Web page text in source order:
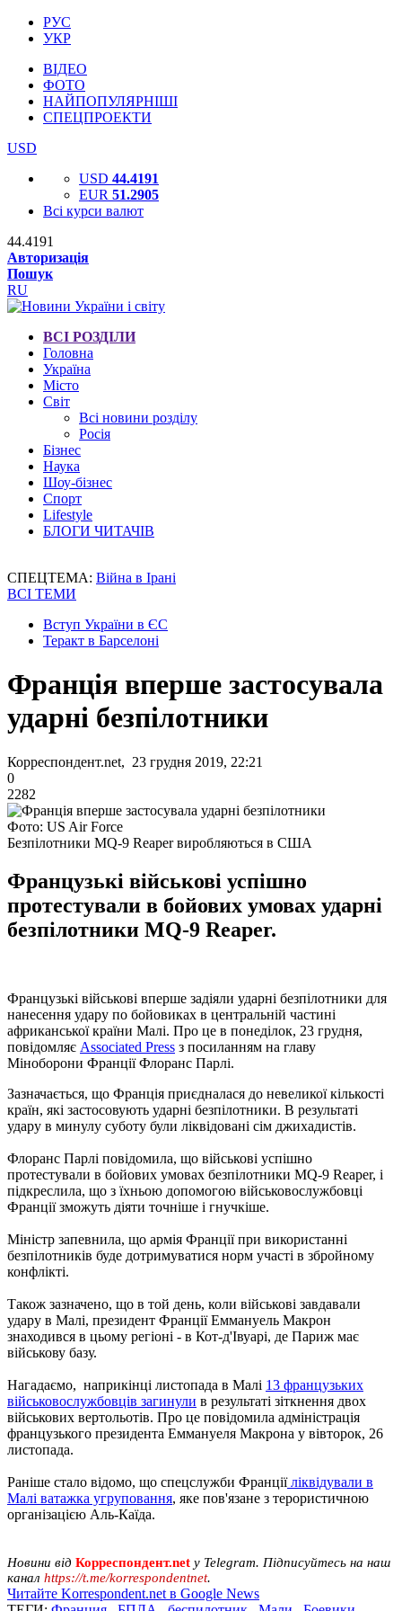
РУС
УКР
ВІДЕО
ФОТО
НАЙПОПУЛЯРНІШІ
СПЕЦПРОЕКТИ
USD
USD 44.4191
EUR 51.2905
Всі курси валют
44.4191
Авторизація
Пошук
RU
ВСІ РОЗДІЛИ
Головна
Україна
Місто
Світ
Всі новини розділу
Росія
Бізнес
Наука
Шоу-бізнес
Спорт
Lifestyle
БЛОГИ ЧИТАЧІВ
СПЕЦТЕМА: Війна в Ірані
ВСІ ТЕМИ
Вступ України в ЄС
Теракт в Барселоні
Франція вперше застосувала
ударні безпілотники
Корреспондент.net, 23 грудня 2019, 22:21
0
2282
Фото: US Air Force
Безпілотники MQ-9 Reaper виробляються в США
Французькі військові успішно
протестували в бойових умовах ударні
безпілотники MQ-9 Reaper.
Французькі військові вперше задіяли ударні безпілотники для
нанесення удару по бойовиках в центральній частині
африканської країни Малі. Про це в понеділок, 23 грудня,
повідомляє Associated Press з посиланням на главу
Міноборони Франції Флоранс Парлі.
Зазначається, що Франція приєдналася до невеликої кількості
країн, які застосовують ударні безпілотники. В результаті
удару в минулу суботу були ліквідовані сім джихадистів.
Флоранс Парлі повідомила, що військові успішно
протестували в бойових умовах безпілотники MQ-9 Reaper, і
підкреслила, що з їхньою допомогою військовослужбовці
Франції зможуть діяти точніше і гнучкіше.
Міністр запевнила, що армія Франції при використанні
безпілотників буде дотримуватися норм участі в збройному
конфлікті.
Також зазначено, що в той день, коли військові завдавали
удару в Малі, президент Франції Еммануель Макрон
знаходився в цьому регіоні - в Кот-д'Івуарі, де Париж має
військову базу.
Нагадаємо, наприкінці листопада в Малі 13 французьких
військовослужбовців загинули в результаті зіткнення двох
військових вертольотів. Про це повідомила адміністрація
французького президента Еммануеля Макрона у вівторок, 26
листопада.
Раніше стало відомо, що спецслужби Франціїліквідували в
Малі ватажка угруповання, яке пов'язане з терористичною
організацією Аль-Каїда.
Новини від Корреспондент.net у Telegram. Підписуйтесь на наш
канал https://t.me/korrespondentnet.
Читайте Korrespondent.net в Google News